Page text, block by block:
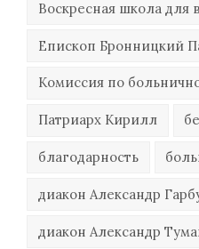
Воскресная школа для
Епископ Бронницкий
Комиссия по
Патриарх Кирилл
благодарность
диакон Александр
диакон Александр